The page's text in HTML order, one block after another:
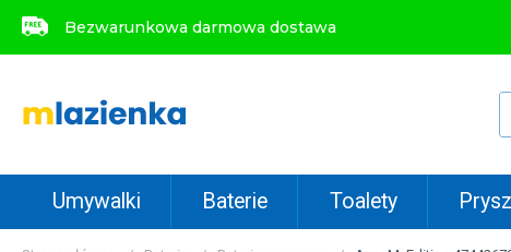
Bezwarunkowa darmowa dostawa
Umywalki Baterie Toalety